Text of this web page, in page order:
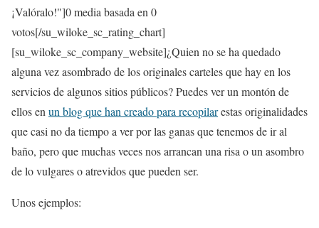
¡Valóralo!"]0media basada en 0
votos[/su_wiloke_sc_rating_chart]
[su_wiloke_sc_company_website]¿Quien no se ha quedado
alguna vez asombrado de los originales carteles que hay en los
servicios de algunos sitios públicos? Puedes ver un montón de
ellos en un blog que han creado para recopilarestas originalidades
que casi no da tiempo a ver por las ganas que tenemos de ir al
baño, pero que muchas veces nos arrancan una risa o un asombro
de lo vulgares o atrevidos que pueden ser.
Unos ejemplos: